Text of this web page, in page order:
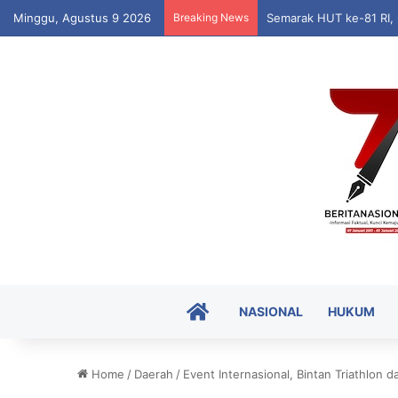
Minggu, Agustus 9 2026 Breaking News Semarak HUT ke-81
HOMENASIONAL HUKUM
Home / Daerah / Event Internasional, Bintan Triathlon